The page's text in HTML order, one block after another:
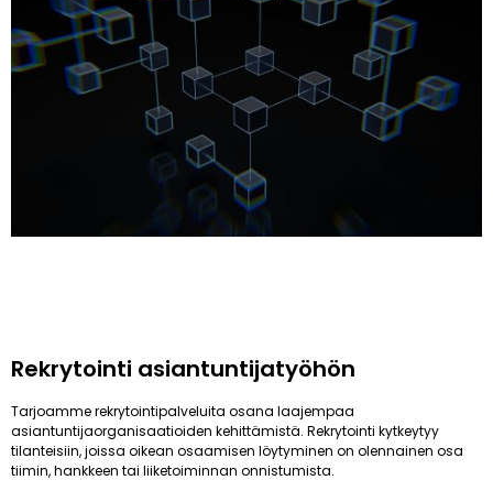
Rekrytointi asiantuntijatyöhön
Tarjoamme rekrytointipalveluita osana laajempaa
asiantuntijaorganisaatioiden kehittämistä. Rekrytointi kytkeytyy
tilanteisiin, joissa oikean osaamisen löytyminen on olennainen osa
tiimin, hankkeen tai liiketoiminnan onnistumista.